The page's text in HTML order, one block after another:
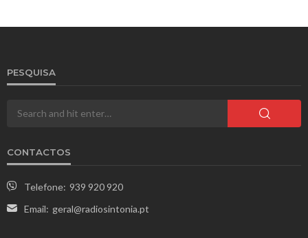
PESQUISA
CONTACTOS
Telefone: 939 920 920
Email: geral@radiosintonia.pt